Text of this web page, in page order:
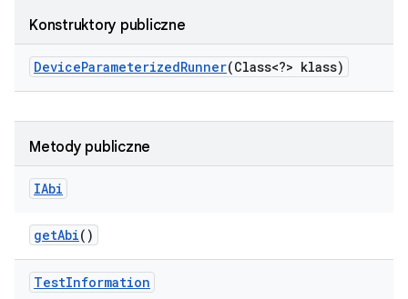
Konstruktory publiczne
DeviceParameterizedRunner(Class<?> klass)
Metody publiczne
IAbi
getAbi()
TestInformation